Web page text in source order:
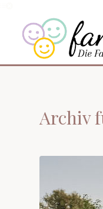
Archiv